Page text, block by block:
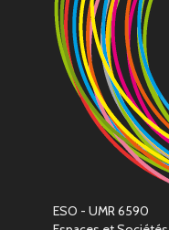
ESO - UMR 6590